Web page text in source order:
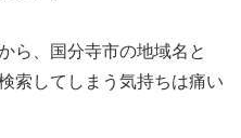
ら、国分寺市の地域名と
索してしまう気持ちは痛い